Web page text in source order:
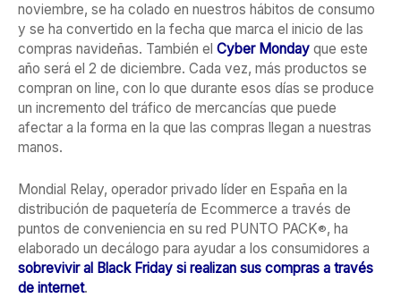
noviembre, se ha colado en nuestros hábitos de consumo
y se ha convertido en la fecha que marca el inicio de las
compras navideñas. También el Cyber Monday que este
año será el 2 de diciembre. Cada vez, más productos se
compran on line, con lo que durante esos días se produce
un incremento del tráfico de mercancías que puede
afectar a la forma en la que las compras llegan a nuestras
manos.
Mondial Relay, operador privado líder en España en la
distribución de paquetería de Ecommerce a través de
puntos de conveniencia en su red PUNTO PACK®, ha
elaborado un decálogo para ayudar a los consumidores a
sobrevivir al Black Friday si realizan sus compras a través
de internet.